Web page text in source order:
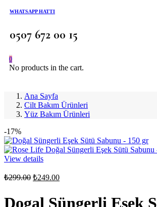
WHATSAPP HATTI
0507 672 00 15
0
No products in the cart.
Ana Sayfa
Cilt Bakım Ürünleri
Yüz Bakım Ürünleri
-17%
View details
₺299.00 Orijinal
₺249.00Şu
₺249.00.
Dogal Süngerli Eşek